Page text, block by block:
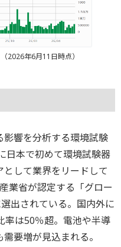
2026年6月11日時点）
響を分析する環境試験
日本で初めて環境試験器
して業界をリードして
業省が認定する「グロー
出されている。国内外に
率は50％超。電池や半導
要増が見込まれる。